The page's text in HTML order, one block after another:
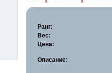
Ранг:
Вес:
Цена:
Описание: